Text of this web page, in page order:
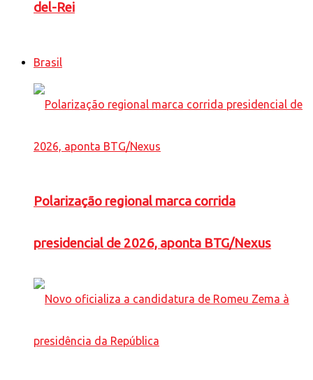
del-Rei
Brasil
Polarização regional marca corrida
presidencial de 2026, aponta BTG/Nexus